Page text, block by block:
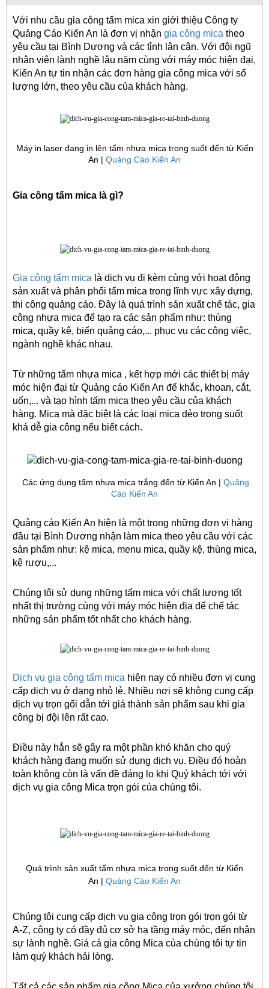
Với nhu cầu gia công tấm mica xin giới thiệu Công ty
Quảng Cáo Kiến An là đơn vị nhận gia công mica theo
yêu cầu tại Bình Dương và các tỉnh lân cận. Với đội ngũ
nhân viên lành nghề lâu năm cùng với máy móc hiện đại,
Kiến An tự tin nhận các đơn hàng gia công mica với số
lượng lớn, theo yêu cầu của khách hàng.
Máy in laserđang in lên tấm nhựa mica trong suốt đến từ Kiến
An | Quảng Cáo Kiến An
Gia công tấm mica là gì?
Gia công tấm mica là dịch vụ đi kèm cùng với hoạt động
sản xuất và phân phối tấm mica trong lĩnh vực xây dựng,
thi công quảng cáo. Đây là quá trình sản xuất chế tác, gia
công nhựa mica để tạo ra các sản phẩm như: thùng
mica, quầy kệ, biển quảng cáo,... phục vụ các công việc,
ngành nghề khác nhau.
Từ những tấm nhựa mica , kết hợp mới các thiết bị máy
móc hiện đại từ Quảng cáo Kiến An để khắc, khoan, cắt,
uốn,... và tạo hình tấm mica theo yêu cầu của khách
hàng. Mica mà đặc biệt là các loại mica dẻo trong suốt
khá dễ gia công nếu biết cách.
Các ứng dụng tấm nhựa mica trắng đến từ Kiến An | Quảng
Cáo Kiến An
Quảng cáo Kiến An hiện là một trong những đơn vị hàng
đầu tại Bình Dương nhận làm mica theo yêu cầu với các
sản phẩm như: kệ mica, menu mica, quầy kệ, thùng mica,
kệ rượu,...
Chúng tôi sử dụng những tấm mica với chất lượng tốt
nhất thị trường cùng với máy móc hiện địa để chế tác
những sản phẩm tốt nhất cho khách hàng.
Dịch vụ gia công tấm mica hiện nay có nhiều đơn vị cung
cấp dịch vụ ở dạng nhỏ lẻ. Nhiều nơi sẽ không cung cấp
dịch vụ trọn gối dẫn tới giá thành sản phẩm sau khi gia
công bị đội lên rất cao.
Điều này hẳn sẽ gây ra một phần khó khăn cho quý
khách hàng đang muốn sử dụng dịch vụ. Điều đó hoàn
toàn không còn là vấn đề đáng lo khi Quý khách tới với
dịch vụ gia công Mica trọn gói của chúng tôi.
Quá trình sản xuất tấm nhựa mica trong suốt đến từ Kiến
An | Quảng Cáo Kiến An
Chúng tôi cung cấp dịch vụ gia công trọn gói trọn gói từ
A-Z, công ty có đầy đủ cơ sở hạ tầng máy móc, đến nhân
sự lành nghề. Giá cả gia công Mica của chúng tôi tự tin
làm quý khách hải lòng.